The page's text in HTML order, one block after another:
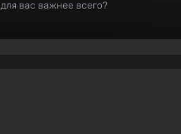
для вас важнее всего?